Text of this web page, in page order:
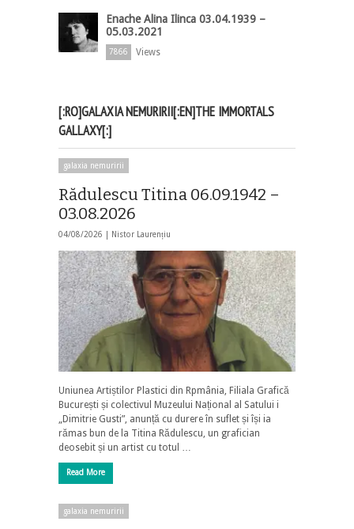
Enache Alina Ilinca 03.04.1939 –
05.03.2021
7866 Views
[:RO]GALAXIA NEMURIRII[:EN]THE IMMORTALS
GALLAXY[:]
galaxia nemuririi
Rădulescu Titina 06.09.1942 –
03.08.2026
04/08/2026 | Nistor Laurențiu
Uniunea Artiștilor Plastici din Rpmânia, Filiala Grafică
București și colectivul Muzeului Național al Satului i
„Dimitrie Gusti”, anunță cu durere în suflet și își ia
rămas bun de la Titina Rădulescu, un grafician
deosebit și un artist cu totul …
Read More
galaxia nemuririi